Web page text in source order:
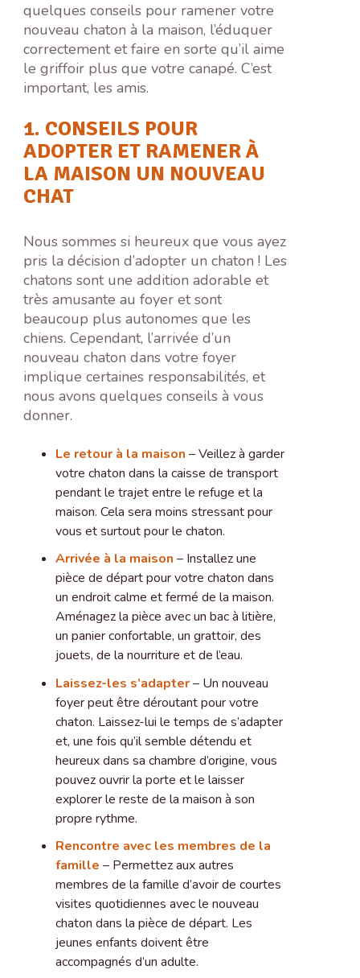
quelques conseils pour ramener votre
nouveau chaton à la maison, l’éduquer
correctement et faire en sorte qu’il aime
le griffoir plus que votre canapé. C’est
important, les amis.
1. CONSEILS POUR
ADOPTER ET RAMENER À
LA MAISON UN NOUVEAU
CHAT
Nous sommes si heureux que vous ayez
pris la décision d’adopter un chaton ! Les
chatons sont une addition adorable et
très amusante au foyer et sont
beaucoup plus autonomes que les
chiens. Cependant, l’arrivée d’un
nouveau chaton dans votre foyer
implique certaines responsabilités, et
nous avons quelques conseils à vous
donner.
Le retour à la maison – Veillez à garder
votre chaton dans la caisse de transport
pendant le trajet entre le refuge et la
maison. Cela sera moins stressant pour
vous et surtout pour le chaton.
Arrivée à la maison – Installez une
pièce de départ pour votre chaton dans
un endroit calme et fermé de la maison.
Aménagez la pièce avec un bac à litière,
un panier confortable, un grattoir, des
jouets, de la nourriture et de l’eau.
Laissez-les s’adapter– Un nouveau
foyer peut être déroutant pour votre
chaton. Laissez-lui le temps de s’adapter
et, une fois qu’il semble détendu et
heureux dans sa chambre d’origine, vous
pouvez ouvrir la porte et le laisser
explorer le reste de la maison à son
propre rythme.
Rencontre avec les membres de la
famille – Permettez aux autres
membres de la famille d’avoir de courtes
visites quotidiennes avec le nouveau
chaton dans la pièce de départ. Les
jeunes enfants doivent être
accompagnés d’un adulte.